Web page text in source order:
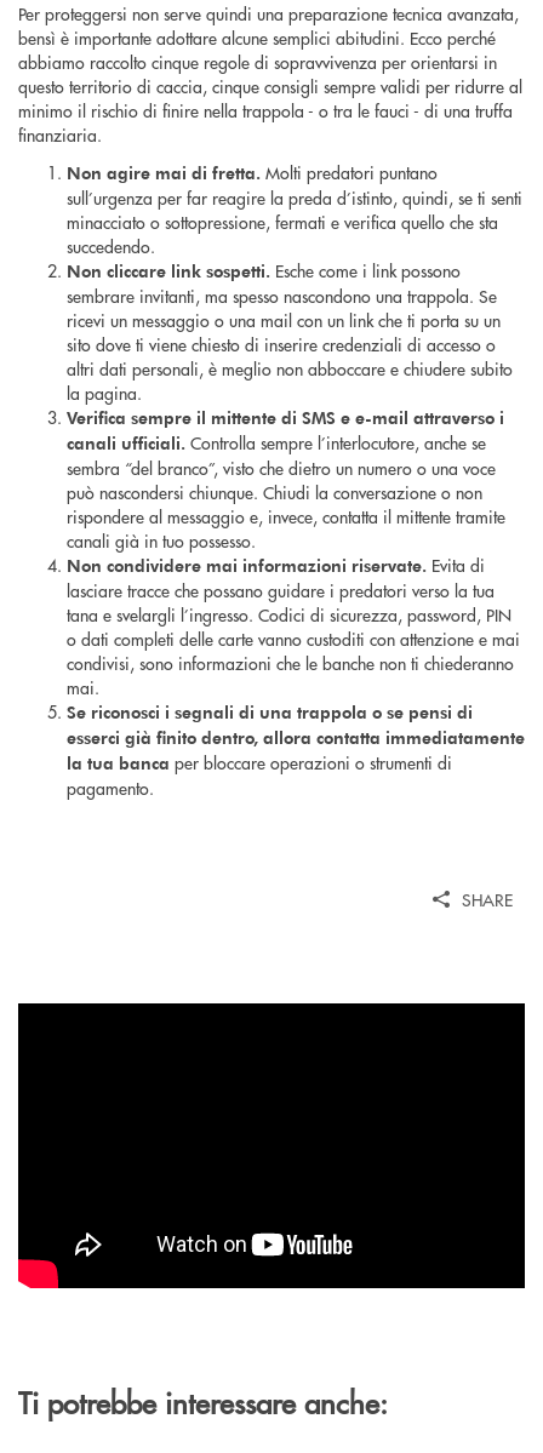
Per proteggersi non serve quindi una preparazione tecnica avanzata,
bensì è importante adottare alcune semplici abitudini. Ecco perché
abbiamo raccolto cinque regole di sopravvivenza per orientarsi in
questo territorio di caccia, cinque consigli sempre validi per ridurre al
minimo il rischio di finire nella trappola - o tra le fauci - di una truffa
finanziaria.
Non agire mai di fretta. Molti predatori puntano
sull’urgenza per far reagire la preda d’istinto, quindi, se ti senti
minacciato o sottopressione, fermati e verifica quello che sta
succedendo.
Non cliccare link sospetti. Esche come i link possono
sembrare invitanti, ma spesso nascondono una trappola. Se
ricevi un messaggio o una mail con un link che ti porta su un
sito dove ti viene chiesto di inserire credenziali di accesso o
altri dati personali, è meglio non abboccare e chiudere subito
la pagina.
Verifica sempre il mittente di SMS e e-mail attraverso i
canali ufficiali. Controlla sempre l’interlocutore, anche se
sembra “del branco”, visto che dietro un numero o una voce
può nascondersi chiunque. Chiudi la conversazione o non
rispondere al messaggio e, invece, contatta il mittente tramite
canali già in tuo possesso.
Non condividere mai informazioni riservate. Evita di
lasciare tracce che possano guidare i predatori verso la tua
tana e svelargli l’ingresso. Codici di sicurezza, password, PIN
o dati completi delle carte vanno custoditi con attenzione e mai
condivisi, sono informazioni che le banche non ti chiederanno
mai.
Se riconosci i segnali di una trappola o se pensi di
esserci già finito dentro, allora contatta immediatamente
la tua banca per bloccare operazioni o strumenti di
pagamento.
SHARE
Ti potrebbe interessare anche: